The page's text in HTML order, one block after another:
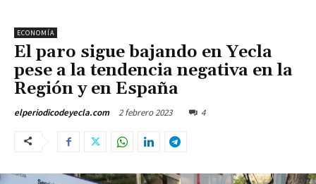
ECONOMÍA
El paro sigue bajando en Yecla
pese a la tendencia negativa en la
Región y en España
elperiodicodeyecla.com 2 febrero 2023 4